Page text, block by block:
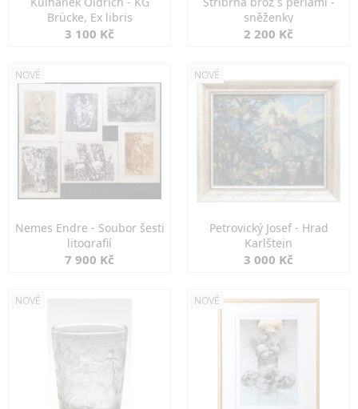
Brücke, Ex libris
3 100 Kč
sněženky
2 200 Kč
NOVÉ
Nemes Endre - Soubor šesti
litografií
7 900 Kč
NOVÉ
Petrovický Josef - Hrad
Karlštejn
3 000 Kč
NOVÉ NOVÉ